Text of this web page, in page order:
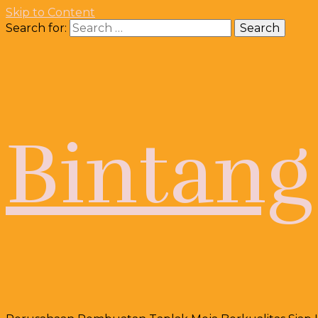
Skip to Content
Search for:
Bintang